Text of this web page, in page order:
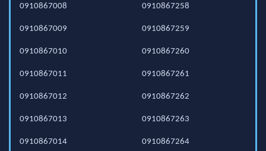
0910867008
0910867009
0910867010
0910867011
0910867012
0910867013
0910867014
0910867258
0910867259
0910867260
0910867261
0910867262
0910867263
0910867264